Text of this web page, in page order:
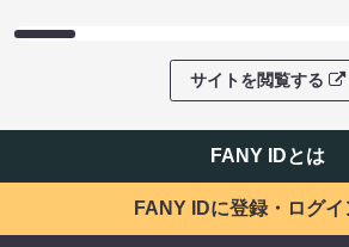
サイトを閲覧する
FANY IDとは
FANY IDに登録・ログイ